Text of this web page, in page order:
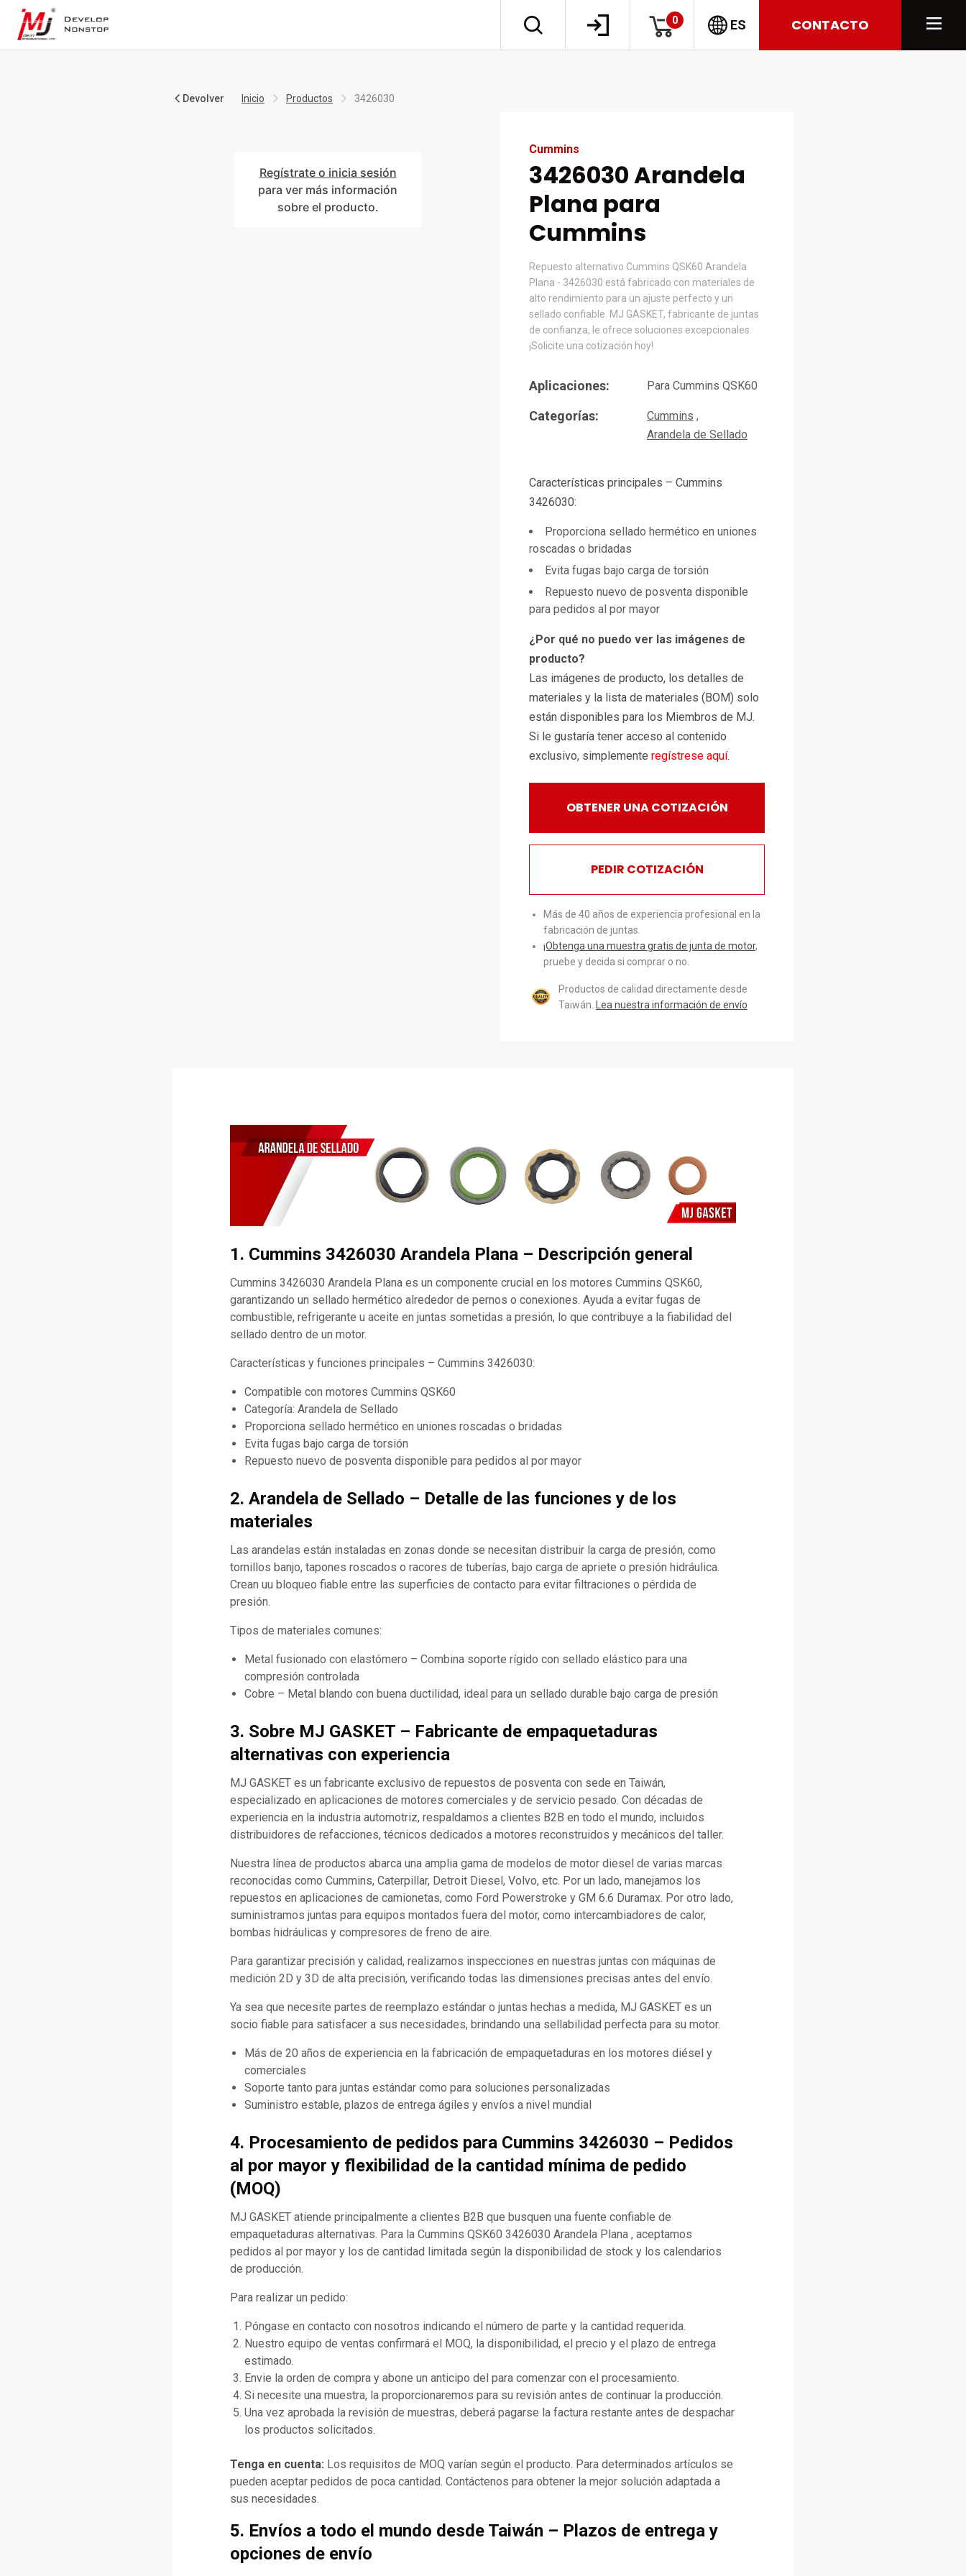
0 ES CONTACTO
Devolver Inicio Productos 3426030
Regístrate o inicia sesión
para ver más información
sobre el producto.
Cummins
3426030 Arandela
Plana para
Cummins
Repuesto alternativo Cummins QSK60 Arandela
Plana - 3426030 está fabricado con materiales de
alto rendimiento para un ajuste perfecto y un
sellado confiable. MJ GASKET, fabricante de juntas
de confianza, le ofrece soluciones excepcionales.
¡Solicite una cotización hoy!
Aplicaciones: Para Cummins QSK60
Categorías:
Cummins
Arandela de Sellado
Características principales – Cummins
3426030:
Proporciona sellado hermético en uniones
roscadas o bridadas
Evita fugas bajo carga de torsión
Repuesto nuevo de posventa disponible
para pedidos al por mayor
¿Por qué no puedo ver las imágenes de
producto?
Las imágenes de producto, los detalles de
materiales y la lista de materiales (BOM) solo
están disponibles para los Miembros de MJ.
Si le gustaría tener acceso al contenido
exclusivo, simplemente regístrese aquí.
OBTENER UNA COTIZACIÓN
PEDIR COTIZACIÓN
Más de 40 años de experiencia profesional en la
fabricación de juntas.
¡Obtenga una muestra gratis de junta de motor,
pruebe y decida si comprar o no.
Productos de calidad directamente desde
Taiwán.
Lea nuestra información de envío
1. Cummins 3426030 Arandela Plana – Descripción general
Cummins 3426030 Arandela Plana es un componente crucial en los motores Cummins QSK60,
garantizando un sellado hermético alrededor de pernos o conexiones. Ayuda a evitar fugas de
combustible, refrigerante u aceite en juntas sometidas a presión, lo que contribuye a la fiabilidad del
sellado dentro de un motor.
Características y funciones principales – Cummins 3426030:
Compatible con motores Cummins QSK60
Categoría: Arandela de Sellado
Proporciona sellado hermético en uniones roscadas o bridadas
Evita fugas bajo carga de torsión
Repuesto nuevo de posventa disponible para pedidos al por mayor
2. Arandela de Sellado – Detalle de las funciones y de los
materiales
Las arandelas están instaladas en zonas donde se necesitan distribuir la carga de presión, como
tornillos banjo, tapones roscados o racores de tuberías, bajo carga de apriete o presión hidráulica.
Crean uu bloqueo fiable entre las superficies de contacto para evitar filtraciones o pérdida de
presión.
Tipos de materiales comunes:
Metal fusionado con elastómero – Combina soporte rígido con sellado elástico para una
compresión controlada
Cobre – Metal blando con buena ductilidad, ideal para un sellado durable bajo carga de presión
3. Sobre MJ GASKET – Fabricante de empaquetaduras
alternativas con experiencia
MJ GASKET es un fabricante exclusivo de repuestos de posventa con sede en Taiwán,
especializado en aplicaciones de motores comerciales y de servicio pesado. Con décadas de
experiencia en la industria automotriz, respaldamos a clientes B2B en todo el mundo, incluidos
distribuidores de refacciones, técnicos dedicados a motores reconstruidos y mecánicos del taller.
Nuestra línea de productos abarca una amplia gama de modelos de motor diesel de varias marcas
reconocidas como Cummins, Caterpillar, Detroit Diesel, Volvo, etc. Por un lado, manejamos los
repuestos en aplicaciones de camionetas, como Ford Powerstroke y GM 6.6 Duramax. Por otro lado,
suministramos juntas para equipos montados fuera del motor, como intercambiadores de calor,
bombas hidráulicas y compresores de freno de aire.
Para garantizar precisión y calidad, realizamos inspecciones en nuestras juntas con máquinas de
medición 2D y 3D de alta precisión, verificando todas las dimensiones precisas antes del envío.
Ya sea que necesite partes de reemplazo estándar o juntas hechas a medida, MJ GASKET es un
socio fiable para satisfacer a sus necesidades, brindando una sellabilidad perfecta para su motor.
Más de 20 años de experiencia en la fabricación de empaquetaduras en los motores diésel y
comerciales
Soporte tanto para juntas estándar como para soluciones personalizadas
Suministro estable, plazos de entrega ágiles y envíos a nivel mundial
4. Procesamiento de pedidos para Cummins 3426030 – Pedidos
al por mayor y flexibilidad de la cantidad mínima de pedido
(MOQ)
MJ GASKET atiende principalmente a clientes B2B que busquen una fuente confiable de
empaquetaduras alternativas. Para la Cummins QSK60 3426030 Arandela Plana , aceptamos
pedidos al por mayor y los de cantidad limitada según la disponibilidad de stock y los calendarios
de producción.
Para realizar un pedido:
Póngase en contacto con nosotros indicando el número de parte y la cantidad requerida.
Nuestro equipo de ventas confirmará el MOQ, la disponibilidad, el precio y el plazo de entrega
estimado.
Envie la orden de compra y abone un anticipo del para comenzar con el procesamiento.
Si necesite una muestra, la proporcionaremos para su revisión antes de continuar la producción.
Una vez aprobada la revisión de muestras, deberá pagarse la factura restante antes de despachar
los productos solicitados.
Tenga en cuenta: Los requisitos de MOQ varían según el producto. Para determinados artículos se
pueden aceptar pedidos de poca cantidad. Contáctenos para obtener la mejor solución adaptada a
sus necesidades.
5. Envíos a todo el mundo desde Taiwán – Plazos de entrega y
opciones de envío